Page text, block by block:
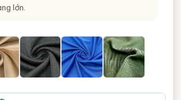
lớn.